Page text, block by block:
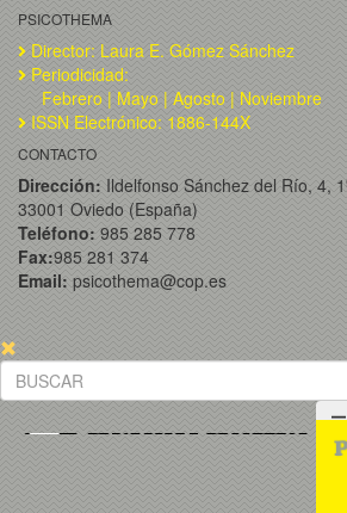
PSICOTHEMA
Director: Laura E. Gómez Sánchez
Periodicidad:
Febrero | Mayo | Agosto | Noviembre
ISSN Electrónico: 1886-144X
CONTACTO
Dirección: Ildelfonso Sánchez del Río, 4,
33001 Oviedo (España)
Teléfono: 985 285 778
Fax:985 281 374
Email: psicothema@cop.es